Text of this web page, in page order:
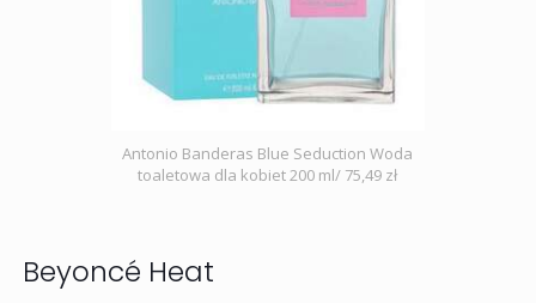
Antonio Banderas Blue Seduction Woda
toaletowa dla kobiet 200 ml/ 75,49 zł
Beyoncé Heat